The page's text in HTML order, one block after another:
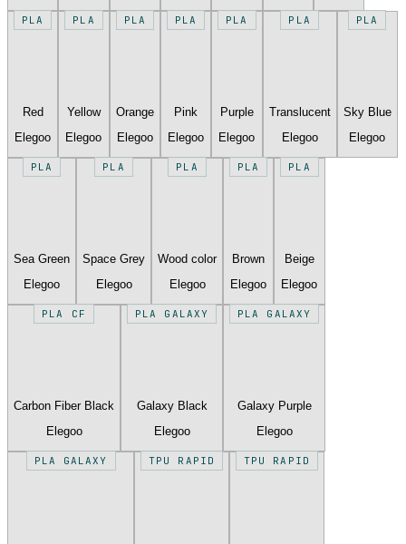
PLA
Red
Elegoo
PLA
Yellow
Elegoo
PLA
Orange
Elegoo
PLA
Pink
Elegoo
PLA
Purple
Elegoo
PLA
Translucent
Elegoo
PLA
Sky Blue
Elegoo
PLA
Sea Green
Elegoo
PLA
Space Grey
Elegoo
PLA
Wood color
Elegoo
PLA
Brown
Elegoo
PLA
Beige
Elegoo
PLA CF
Carbon Fiber Black
Elegoo
PLA GALAXY
Galaxy Black
Elegoo
PLA GALAXY
Galaxy Purple
Elegoo
PLA GALAXY TPU RAPID TPU RAPID